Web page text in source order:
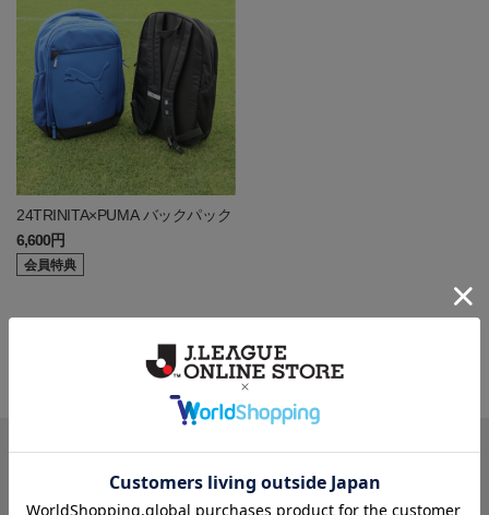
24TRINITA×PUMA バックパック
6,600円
会員特典
カテゴリから探す